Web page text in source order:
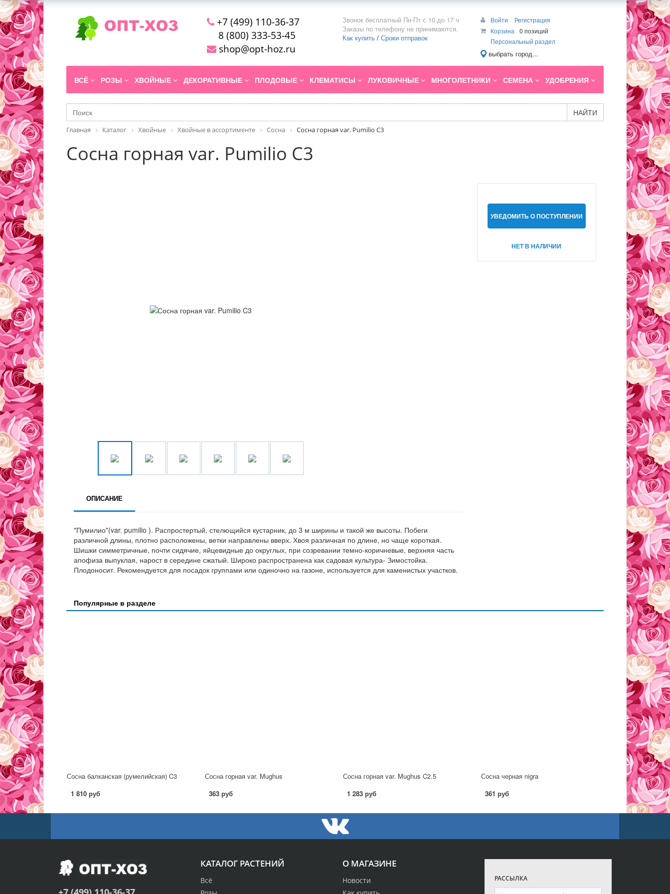
+7 (499) 110-36-37
8 (800) 333-53-45
shop@opt-hoz.ru
Звонок бесплатный Пн-Пт с 10 до 17 ч
Заказы по телефону не принимаются.
Как купить / Сроки отправок
Войти
Регистрация
Корзина
0 позиций
Персональный раздел
выбрать город...
ВСЁ РОЗЫ ХВОЙНЫЕ ДЕКОРАТИВНЫЕ ПЛОДОВЫЕ КЛЕМАТИСЫ ЛУКОВИЧНЫЕ МНОГОЛЕТНИКИ СЕМЕНА УДОБРЕНИЯ
НАЙТИ
Главная Каталог Хвойные Хвойные в ассортименте Сосна Сосна горная var. Pumilio C3
Сосна горная var. Pumilio C3
УВЕДОМИТЬ О ПОСТУПЛЕНИИ
НЕТ В НАЛИЧИИ
ОПИСАНИЕ
"Пумилио"(var. pumilio ). Распростертый, стелющийся кустарник, до 3 м ширины и такой же высоты. Побеги
различной длины, плотно расположены, ветки направлены вверх. Хвоя различная по длине, но чаще короткая.
Шишки симметричные, почти сидячие, яйцевидные до округлых, при созревании темно-коричневые, верхняя часть
апофиза выпуклая, нарост в середине сжатый. Широко распространена как садовая культура- Зимостойка.
Плодоносит. Рекомендуется для посадок группами или одиночно на газоне, используется для каменистых участков.
Популярные в разделе
Сосна балканская (румелийская) C3
1 810 руб
Сосна горная var. Mughus
363 руб
Сосна горная var. Mughus C2.5
1 283 руб
Сосна черная nigra
361 руб
О МАГАЗИНЕ
Новости
КАТАЛОГ РАСТЕНИЙ
Всё
РАССЫЛКА